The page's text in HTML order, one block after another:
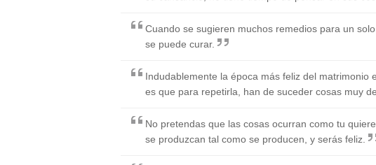
Cuando se sugieren muchos remedios para un
se puede curar.
Indudablemente la época más feliz del matrimonio
es que para repetirla, han de suceder cosas muy
No pretendas que las cosas ocurran como tu
se produzcan tal como se producen, y serás feliz.